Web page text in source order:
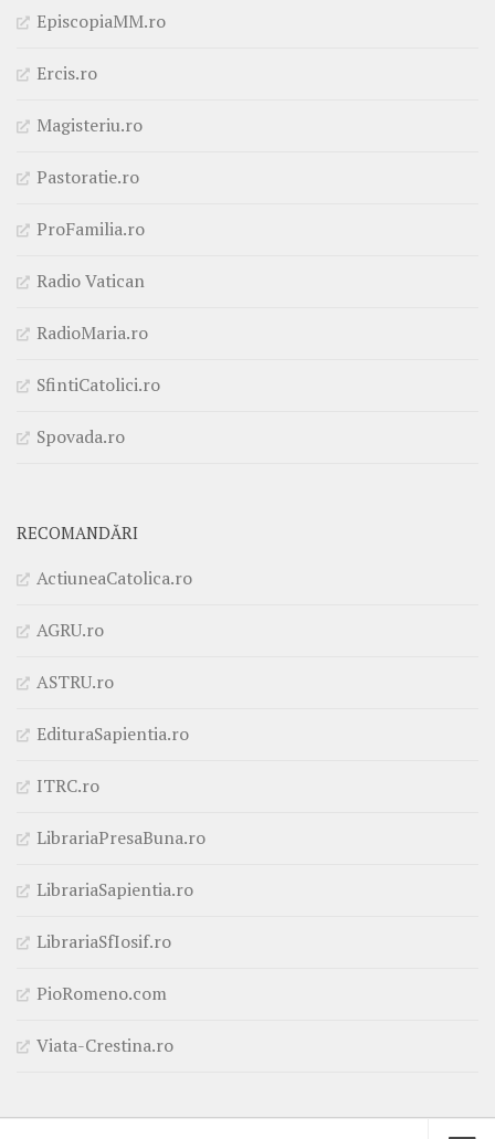
EpiscopiaMM.ro
Ercis.ro
Magisteriu.ro
Pastoratie.ro
ProFamilia.ro
Radio Vatican
RadioMaria.ro
SfintiCatolici.ro
Spovada.ro
RECOMANDĂRI
ActiuneaCatolica.ro
AGRU.ro
ASTRU.ro
EdituraSapientia.ro
ITRC.ro
LibrariaPresaBuna.ro
LibrariaSapientia.ro
LibrariaSfIosif.ro
PioRomeno.com
Viata-Crestina.ro